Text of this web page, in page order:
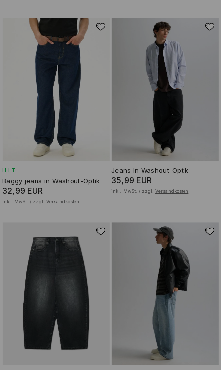
HIT
Baggy jeans in Washout-Optik
32,99 EUR
inkl. MwSt. / zzgl. Versandkosten
Jeans In Washout-Optik
35,99 EUR
inkl. MwSt. / zzgl. Versandkosten